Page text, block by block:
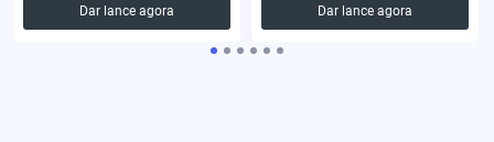
Dar lance agora
Dar lance agora